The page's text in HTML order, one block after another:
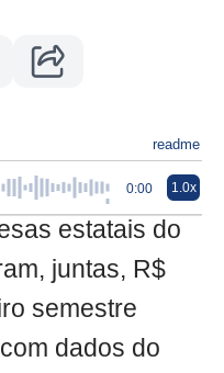
readme
0:00 1.0x
estatais do
juntas, R$
semestre
dados do